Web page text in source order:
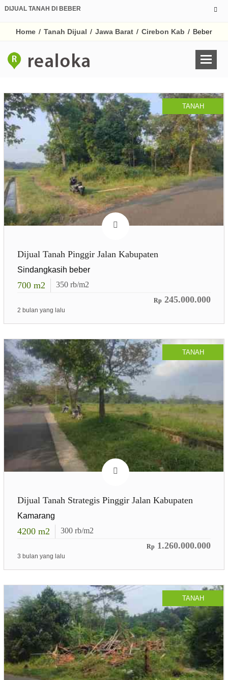
DIJUAL TANAH DI BEBER
Home / Tanah Dijual / Jawa Barat / Cirebon Kab / Beber
TANAH
Dijual Tanah Pinggir Jalan Kabupaten
Sindangkasih beber
700 m2 350 rb/m2
Rp 245.000.000
2 bulan yang lalu
TANAH
Dijual Tanah Strategis Pinggir Jalan Kabupaten
Kamarang
4200 m2 300 rb/m2
Rp 1.260.000.000
3 bulan yang lalu
TANAH